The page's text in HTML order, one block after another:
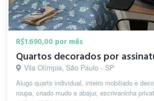
R$1.690,00 por mês
Vila Olímpia, São Paulo - SP
Alugo quarto individual, inteiro mobiliado e
roupa, criado mudo e abajur, escrivaninha